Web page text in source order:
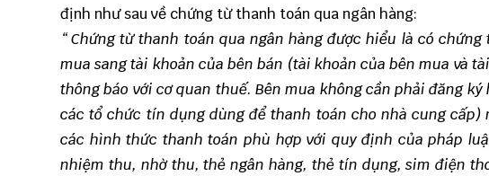
định như sau về chứng từ thanh toán qua ngân hàng:
“ Chứng từ thanh toán qua ngân hàng được hiểu là có
mua sang tài khoản của bên bán (tài khoản của bên mua và
thông báo với cơ quan thuế. Bên mua không cần phải đăng
các tổ chức tín dụng dùng để thanh toán cho nhà cung
các hình thức thanh toán phù hợp với quy định của pháp
nhiệm thu, nhờ thu, thẻ ngân hàng, thẻ tín dụng, sim điện